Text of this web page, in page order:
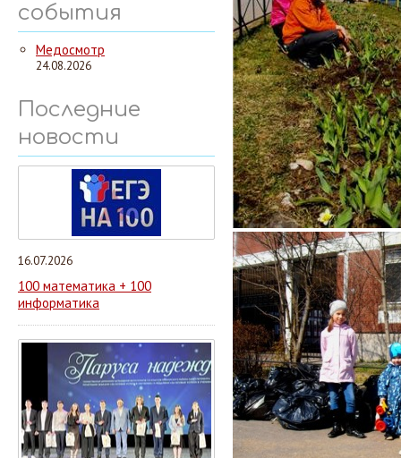
события
Медосмотр
24.08.2026
Последние
новости
16.07.2026
100 математика + 100
информатика